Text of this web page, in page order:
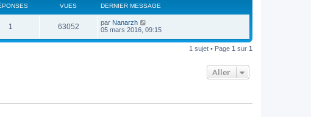
VUES DERNIER MESSAGE
1 63052 par Nanarzh
05 mars 2016, 09:15
1 sujet • Page 1 sur 1
Aller